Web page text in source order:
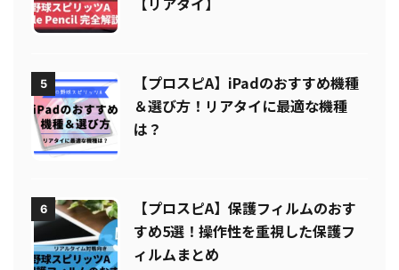
【リアタイ】
5
【プロスピA】iPadのおすすめ機種
＆選び方！リアタイに最適な機種
は？
6
【プロスピA】保護フィルムのおす
すめ5選！操作性を重視した保護フ
ィルムまとめ